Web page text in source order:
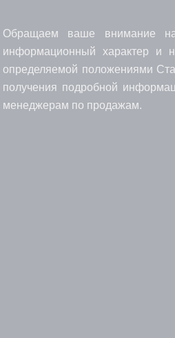
Обращаем ваше внимание на
информационный характер и
определяемой положениями
получения подробной
менеджерам по продажам.